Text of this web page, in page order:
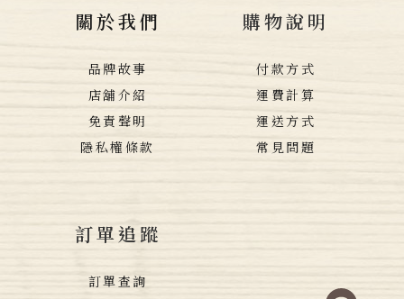
關於我們
品牌故事
店舖介紹
免責聲明
隱私權條款
購物說明
付款方式
運費計算
運送方式
常見問題
訂單追蹤
訂單查詢